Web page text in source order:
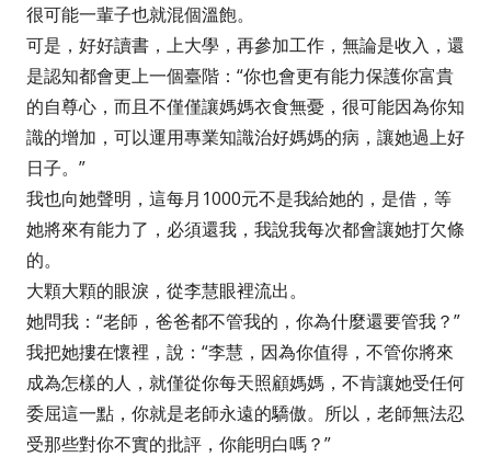
很可能一輩子也就混個溫飽。
可是，好好讀書，上大學，再參加工作，無論是收入，還
是認知都會更上一個臺階：“你也會更有能力保護你富貴
的自尊心，而且不僅僅讓媽媽衣食無憂，很可能因為你知
識的增加，可以運用專業知識治好媽媽的病，讓她過上好
日子。”
我也向她聲明，這每月1000元不是我給她的，是借，等
她將來有能力了，必須還我，我說我每次都會讓她打欠條
的。
大顆大顆的眼淚，從李慧眼裡流出。
她問我：“老師，爸爸都不管我的，你為什麼還要管我？”
我把她摟在懷裡，說：“李慧，因為你值得，不管你將來
成為怎樣的人，就僅從你每天照顧媽媽，不肯讓她受任何
委屈這一點，你就是老師永遠的驕傲。所以，老師無法忍
受那些對你不實的批評，你能明白嗎？”